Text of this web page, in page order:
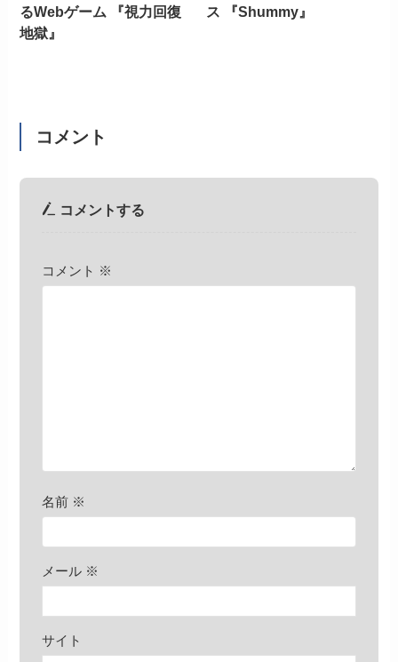
るWebゲーム 『視力回復
地獄』
ス 『Shummy』
コメント
コメントする
コメント ※
名前 ※
メール ※
サイト